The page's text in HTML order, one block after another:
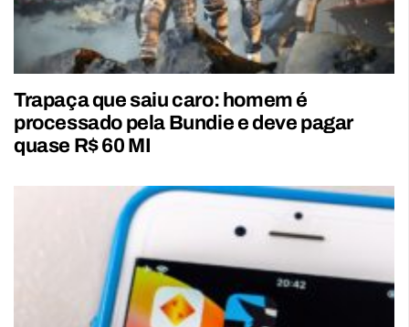
Trapaça que saiu caro: homem é
processado pela Bundie e deve pagar
quase R$ 60 MI